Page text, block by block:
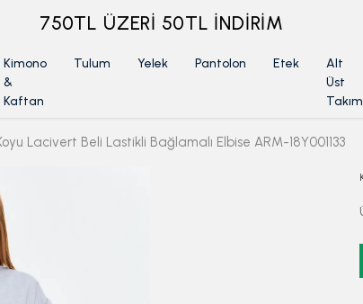
SİPARİŞ İADE TALEBİ İÇİN TIKLA
Kimono
&
Kaftan
Tulum Yelek Pantolon Etek
Alt
Üst
Takım
Lacivert Beli Lastikli Bağlamalı Elbise ARM-18Y001133